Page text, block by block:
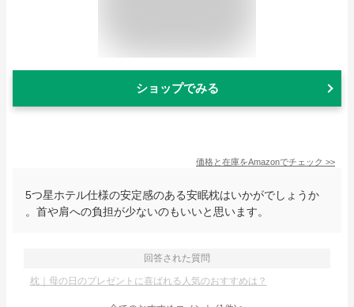
ショップでみる
価格と在庫をAmazonでチェック >>
5つ星ホテル仕様の安定感のある安眠枕はいかがでしょうか
。首や肩への負担が少ないのもいいと思います。
回答された質問
枕｜母の日のプレゼントに喜ばれる人気のおすすめは？